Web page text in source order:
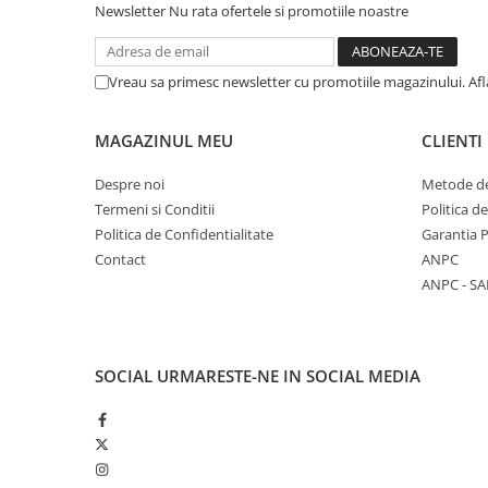
Newsletter Nu rata ofertele si promotiile noastre
Vreau sa primesc newsletter cu promotiile magazinului.
MAGAZINUL MEU
Despre noi
Termeni si Conditii
Politica de Confidentialitate
Contact
CLIENTI
Metode
Politica
Garantia
ANPC
ANPC -
SOCIAL URMARESTE-NE IN SOCIAL MEDIA